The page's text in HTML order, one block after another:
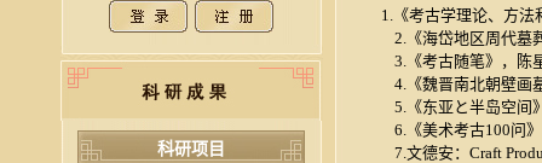
科研项目
1.《考古学理论、方法
2.《海岱地区周代墓葬
3.《考古随笔》，陈星
4.《魏晋南北朝壁画墓
5.《东亚と半岛空间》
6.《美术考古100问》
7.文德安：Craft